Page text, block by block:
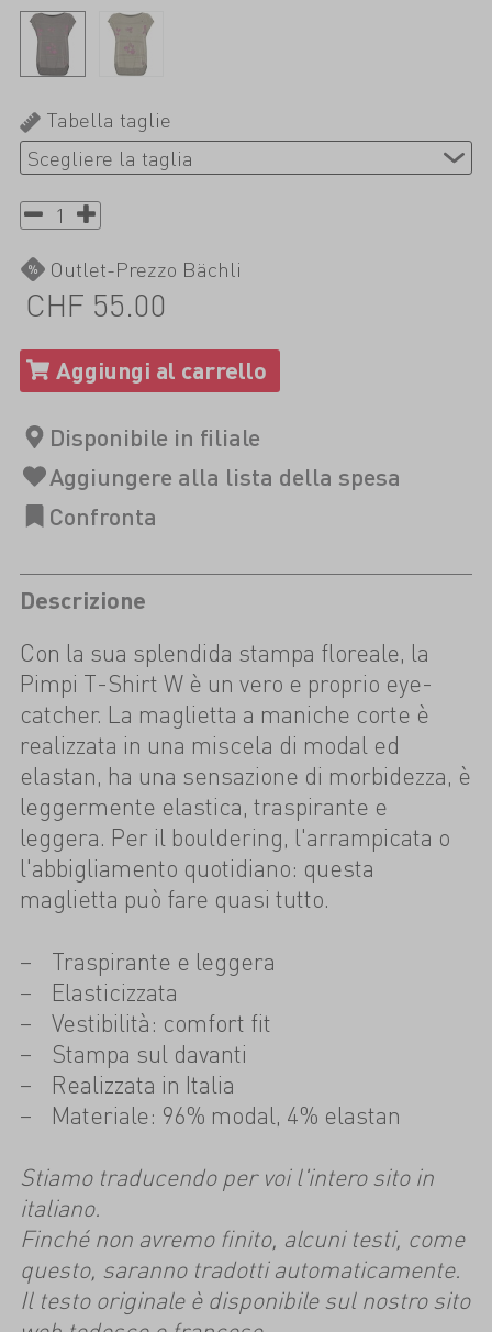
Tabella taglie
Outlet-Prezzo Bächli
CHF 55.00
Descrizione
Con la sua splendida stampa floreale, la
Pimpi T-Shirt W è un vero e proprio eye-
catcher. La maglietta a maniche corte è
realizzata in una miscela di modal ed
elastan, ha una sensazione di morbidezza, è
leggermente elastica, traspirante e
leggera. Per il bouldering, l'arrampicata o
l'abbigliamento quotidiano: questa
maglietta può fare quasi tutto.
Traspirante e leggera
Elasticizzata
Vestibilità: comfort fit
Stampa sul davanti
Realizzata in Italia
Materiale: 96% modal, 4% elastan
Stiamo traducendo per voi l'intero sito in
italiano.
Finché non avremo finito, alcuni testi, come
questo, saranno tradotti automaticamente.
Il testo originale è disponibile sul nostro sito